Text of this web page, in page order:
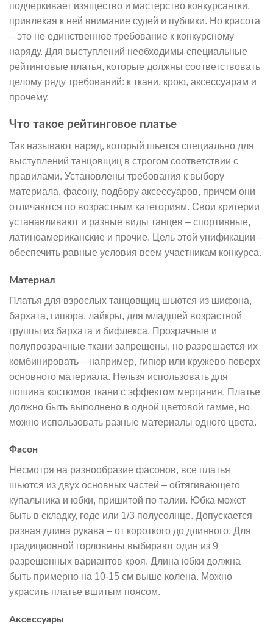
подчеркивает изящество и мастерство конкурсантки,
привлекая к ней внимание судей и публики. Но красота
– это не единственное требование к конкурсному
наряду. Для выступлений необходимы специальные
рейтинговые платья, которые должны соответствовать
целому ряду требований: к ткани, крою, аксессуарам и
прочему.
Что такое рейтинговое платье
Так называют наряд, который шьется специально для
выступлений танцовщиц в строгом соответствии с
правилами. Установлены требования к выбору
материала, фасону, подбору аксессуаров, причем они
отличаются по возрастным категориям. Свои критерии
устанавливают и разные виды танцев – спортивные,
латиноамериканские и прочие. Цель этой унификации –
обеспечить равные условия всем участникам конкурса.
Материал
Платья для взрослых танцовщиц шьются из шифона,
бархата, гипюра, лайкры, для младшей возрастной
группы из бархата и бифлекса. Прозрачные и
полупрозрачные ткани запрещены, но разрешается их
комбинировать – например, гипюр или кружево поверх
основного материала. Нельзя использовать для
пошива костюмов ткани с эффектом мерцания. Платье
должно быть выполнено в одной цветовой гамме, но
можно использовать разные материалы одного цвета.
Фасон
Несмотря на разнообразие фасонов, все платья
шьются из двух основных частей – обтягивающего
купальника и юбки, пришитой по талии. Юбка может
быть в складку, годе или 1/3 полусолнце. Допускается
разная длина рукава – от короткого до длинного. Для
традиционной горловины выбирают один из 9
разрешенных вариантов кроя. Длина юбки должна
быть примерно на 10-15 см выше колена. Можно
украсить платье вшитым поясом.
Аксессуары